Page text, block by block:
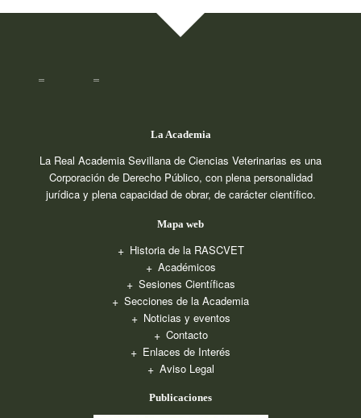
La Academia
La Real Academia Sevillana de Ciencias Veterinarias es una
Corporación de Derecho Público, con plena personalidad
jurídica y plena capacidad de obrar, de carácter científico.
Mapa web
Historia de la RASCVET
Académicos
Sesiones Científicas
Secciones de la Academia
Noticias y eventos
Contacto
Enlaces de Interés
Aviso Legal
Publicaciones